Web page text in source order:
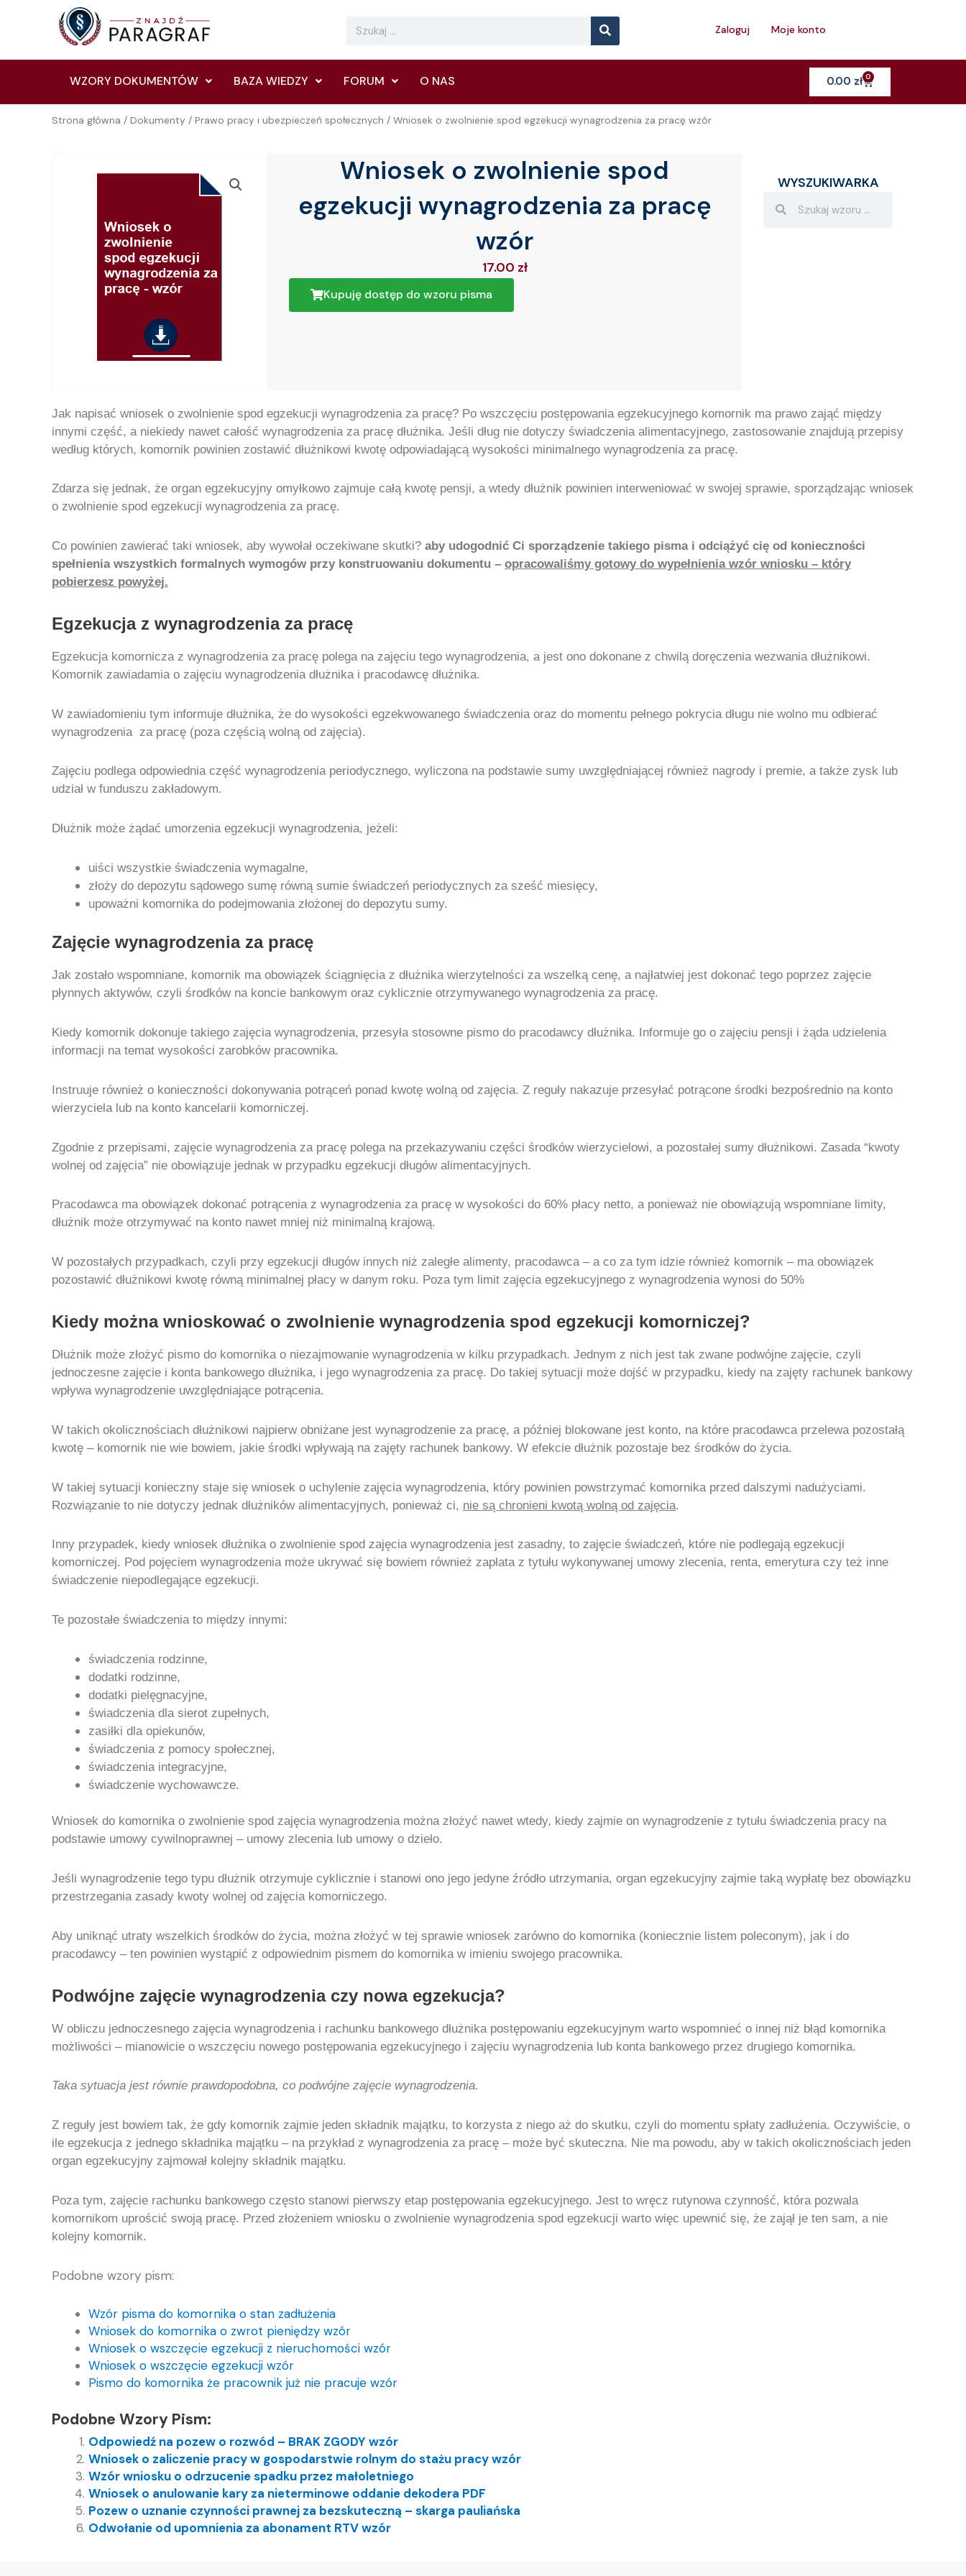
Search Search
Zaloguj Moje konto
WZORY DOKUMENTÓW BAZA WIEDZY FORUM O NAS 0.00 zł 0Cart
Strona główna / Dokumenty / Prawo pracy i ubezpieczeń społecznych / Wniosek o zwolnienie spod egzekucji wynagrodzenia za pracę wzór
Wniosek o zwolnienie spod
egzekucji wynagrodzenia za pracę
wzór
17.00 zł
Kupuję dostęp do wzoru pisma
WYSZUKIWARKA
Jak napisać wniosek o zwolnienie spod egzekucji wynagrodzenia za pracę? Po wszczęciu postępowania egzekucyjnego komornik ma prawo zająć między
innymi część, a niekiedy nawet całość wynagrodzenia za pracę dłużnika. Jeśli dług nie dotyczy świadczenia alimentacyjnego, zastosowanie znajdują przepisy
według których, komornik powinien zostawić dłużnikowi kwotę odpowiadającą wysokości minimalnego wynagrodzenia za pracę.
Zdarza się jednak, że organ egzekucyjny omyłkowo zajmuje całą kwotę pensji, a wtedy dłużnik powinien interweniować w swojej sprawie, sporządzając wniosek
o zwolnienie spod egzekucji wynagrodzenia za pracę.
Co powinien zawierać taki wniosek, aby wywołał oczekiwane skutki? aby udogodnić Ci sporządzenie takiego pisma i odciążyć cię od konieczności
spełnienia wszystkich formalnych wymogów przy konstruowaniu dokumentu – opracowaliśmy gotowy do wypełnienia wzór wniosku – który
pobierzesz powyżej.
Egzekucja z wynagrodzenia za pracę
Egzekucja komornicza z wynagrodzenia za pracę polega na zajęciu tego wynagrodzenia, a jest ono dokonane z chwilą doręczenia wezwania dłużnikowi.
Komornik zawiadamia o zajęciu wynagrodzenia dłużnika i pracodawcę dłużnika.
W zawiadomieniu tym informuje dłużnika, że do wysokości egzekwowanego świadczenia oraz do momentu pełnego pokrycia długu nie wolno mu odbierać
wynagrodzenia za pracę (poza częścią wolną od zajęcia).
Zajęciu podlega odpowiednia część wynagrodzenia periodycznego, wyliczona na podstawie sumy uwzględniającej również nagrody i premie, a także zysk lub
udział w funduszu zakładowym.
Dłużnik może żądać umorzenia egzekucji wynagrodzenia, jeżeli:
uiści wszystkie świadczenia wymagalne,
złoży do depozytu sądowego sumę równą sumie świadczeń periodycznych za sześć miesięcy,
upoważni komornika do podejmowania złożonej do depozytu sumy.
Zajęcie wynagrodzenia za pracę
Jak zostało wspomniane, komornik ma obowiązek ściągnięcia z dłużnika wierzytelności za wszelką cenę, a najłatwiej jest dokonać tego poprzez zajęcie
płynnych aktywów, czyli środków na koncie bankowym oraz cyklicznie otrzymywanego wynagrodzenia za pracę.
Kiedy komornik dokonuje takiego zajęcia wynagrodzenia, przesyła stosowne pismo do pracodawcy dłużnika. Informuje go o zajęciu pensji i żąda udzielenia
informacji na temat wysokości zarobków pracownika.
Instruuje również o konieczności dokonywania potrąceń ponad kwotę wolną od zajęcia. Z reguły nakazuje przesyłać potrącone środki bezpośrednio na konto
wierzyciela lub na konto kancelarii komorniczej.
Zgodnie z przepisami, zajęcie wynagrodzenia za pracę polega na przekazywaniu części środków wierzycielowi, a pozostałej sumy dłużnikowi. Zasada “kwoty
wolnej od zajęcia” nie obowiązuje jednak w przypadku egzekucji długów alimentacyjnych.
Pracodawca ma obowiązek dokonać potrącenia z wynagrodzenia za pracę w wysokości do 60% płacy netto, a ponieważ nie obowiązują wspomniane limity,
dłużnik może otrzymywać na konto nawet mniej niż minimalną krajową.
W pozostałych przypadkach, czyli przy egzekucji długów innych niż zaległe alimenty, pracodawca – a co za tym idzie również komornik – ma obowiązek
pozostawić dłużnikowi kwotę równą minimalnej płacy w danym roku. Poza tym limit zajęcia egzekucyjnego z wynagrodzenia wynosi do 50%
Kiedy można wnioskować o zwolnienie wynagrodzenia spod egzekucji komorniczej?
Dłużnik może złożyć pismo do komornika o niezajmowanie wynagrodzenia w kilku przypadkach. Jednym z nich jest tak zwane podwójne zajęcie, czyli
jednoczesne zajęcie i konta bankowego dłużnika, i jego wynagrodzenia za pracę. Do takiej sytuacji może dojść w przypadku, kiedy na zajęty rachunek bankowy
wpływa wynagrodzenie uwzględniające potrącenia.
W takich okolicznościach dłużnikowi najpierw obniżane jest wynagrodzenie za pracę, a później blokowane jest konto, na które pracodawca przelewa pozostałą
kwotę – komornik nie wie bowiem, jakie środki wpływają na zajęty rachunek bankowy. W efekcie dłużnik pozostaje bez środków do życia.
W takiej sytuacji konieczny staje się wniosek o uchylenie zajęcia wynagrodzenia, który powinien powstrzymać komornika przed dalszymi nadużyciami.
Rozwiązanie to nie dotyczy jednak dłużników alimentacyjnych, ponieważ ci, nie są chronieni kwotą wolną od zajęcia.
Inny przypadek, kiedy wniosek dłużnika o zwolnienie spod zajęcia wynagrodzenia jest zasadny, to zajęcie świadczeń, które nie podlegają egzekucji
komorniczej. Pod pojęciem wynagrodzenia może ukrywać się bowiem również zapłata z tytułu wykonywanej umowy zlecenia, renta, emerytura czy też inne
świadczenie niepodlegające egzekucji.
Te pozostałe świadczenia to między innymi:
świadczenia rodzinne,
dodatki rodzinne,
dodatki pielęgnacyjne,
świadczenia dla sierot zupełnych,
zasiłki dla opiekunów,
świadczenia z pomocy społecznej,
świadczenia integracyjne,
świadczenie wychowawcze.
Wniosek do komornika o zwolnienie spod zajęcia wynagrodzenia można złożyć nawet wtedy, kiedy zajmie on wynagrodzenie z tytułu świadczenia pracy na
podstawie umowy cywilnoprawnej – umowy zlecenia lub umowy o dzieło.
Jeśli wynagrodzenie tego typu dłużnik otrzymuje cyklicznie i stanowi ono jego jedyne źródło utrzymania, organ egzekucyjny zajmie taką wypłatę bez obowiązku
przestrzegania zasady kwoty wolnej od zajęcia komorniczego.
Aby uniknąć utraty wszelkich środków do życia, można złożyć w tej sprawie wniosek zarówno do komornika (koniecznie listem poleconym), jak i do
pracodawcy – ten powinien wystąpić z odpowiednim pismem do komornika w imieniu swojego pracownika.
Podwójne zajęcie wynagrodzenia czy nowa egzekucja?
W obliczu jednoczesnego zajęcia wynagrodzenia i rachunku bankowego dłużnika postępowaniu egzekucyjnym warto wspomnieć o innej niż błąd komornika
możliwości – mianowicie o wszczęciu nowego postępowania egzekucyjnego i zajęciu wynagrodzenia lub konta bankowego przez drugiego komornika.
Taka sytuacja jest równie prawdopodobna, co podwójne zajęcie wynagrodzenia.
Z reguły jest bowiem tak, że gdy komornik zajmie jeden składnik majątku, to korzysta z niego aż do skutku, czyli do momentu spłaty zadłużenia. Oczywiście, o
ile egzekucja z jednego składnika majątku – na przykład z wynagrodzenia za pracę – może być skuteczna. Nie ma powodu, aby w takich okolicznościach jeden
organ egzekucyjny zajmował kolejny składnik majątku.
Poza tym, zajęcie rachunku bankowego często stanowi pierwszy etap postępowania egzekucyjnego. Jest to wręcz rutynowa czynność, która pozwala
komornikom uprościć swoją pracę. Przed złożeniem wniosku o zwolnienie wynagrodzenia spod egzekucji warto więc upewnić się, że zajął je ten sam, a nie
kolejny komornik.
Podobne wzory pism:
Wzór pisma do komornika o stan zadłużenia
Wniosek do komornika o zwrot pieniędzy wzór
Wniosek o wszczęcie egzekucji z nieruchomości wzór
Wniosek o wszczęcie egzekucji wzór
Pismo do komornika że pracownik już nie pracuje wzór
Podobne Wzory Pism:
Odpowiedź na pozew o rozwód – BRAK ZGODY wzór
Wniosek o zaliczenie pracy w gospodarstwie rolnym do stażu pracy wzór
Wzór wniosku o odrzucenie spadku przez małoletniego
Wniosek o anulowanie kary za nieterminowe oddanie dekodera PDF
Pozew o uznanie czynności prawnej za bezskuteczną – skarga pauliańska
Odwołanie od upomnienia za abonament RTV wzór